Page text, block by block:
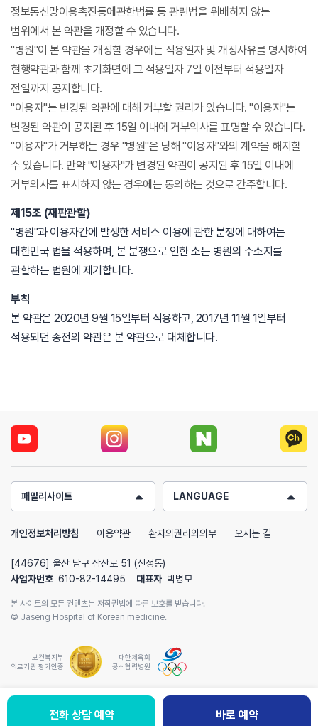
정보통신망이용촉진등에관한법률 등 관련법을 위배하지 않는
범위에서 본 약관을 개정할 수 있습니다.
"병원"이 본 약관을 개정할 경우에는 적용일자 및 개정사유를 명시하여
현행약관과 함께 초기화면에 그 적용일자 7일 이전부터 적용일자
전일까지 공지합니다.
"이용자"는 변경된 약관에 대해 거부할 권리가 있습니다. "이용자"는
변경된 약관이 공지된 후 15일 이내에 거부의사를 표명할 수 있습니다.
"이용자"가 거부하는 경우 "병원"은 당해 "이용자"와의 계약을 해지할
수 있습니다. 만약 "이용자"가 변경된 약관이 공지된 후 15일 이내에
거부의사를 표시하지 않는 경우에는 동의하는 것으로 간주합니다.
제15조 (재판관할)
"병원"과 이용자간에 발생한 서비스 이용에 관한 분쟁에 대하여는
대한민국 법을 적용하며, 본 분쟁으로 인한 소는 병원의 주소지를
관할하는 법원에 제기합니다.
부칙
본 약관은 2020년 9월 15일부터 적용하고, 2017년 11월 1일부터
적용되던 종전의 약관은 본 약관으로 대체합니다.
패밀리사이트 LANGUAGE
개인정보처리방침 이용약관 환자의권리와의무 오시는 길
[44676] 울산 남구 삼산로 51 (신정동)
사업자번호 610-82-14495 대표자 박병모
본 사이트의 모든 컨텐츠는 저작권법에 따른 보호를 받습니다.
© Jaseng Hospital of Korean medicine.
보건복지부
의료기관 평가인증
대한체육회
공식협력병원
전화 상담 예약 바로 예약